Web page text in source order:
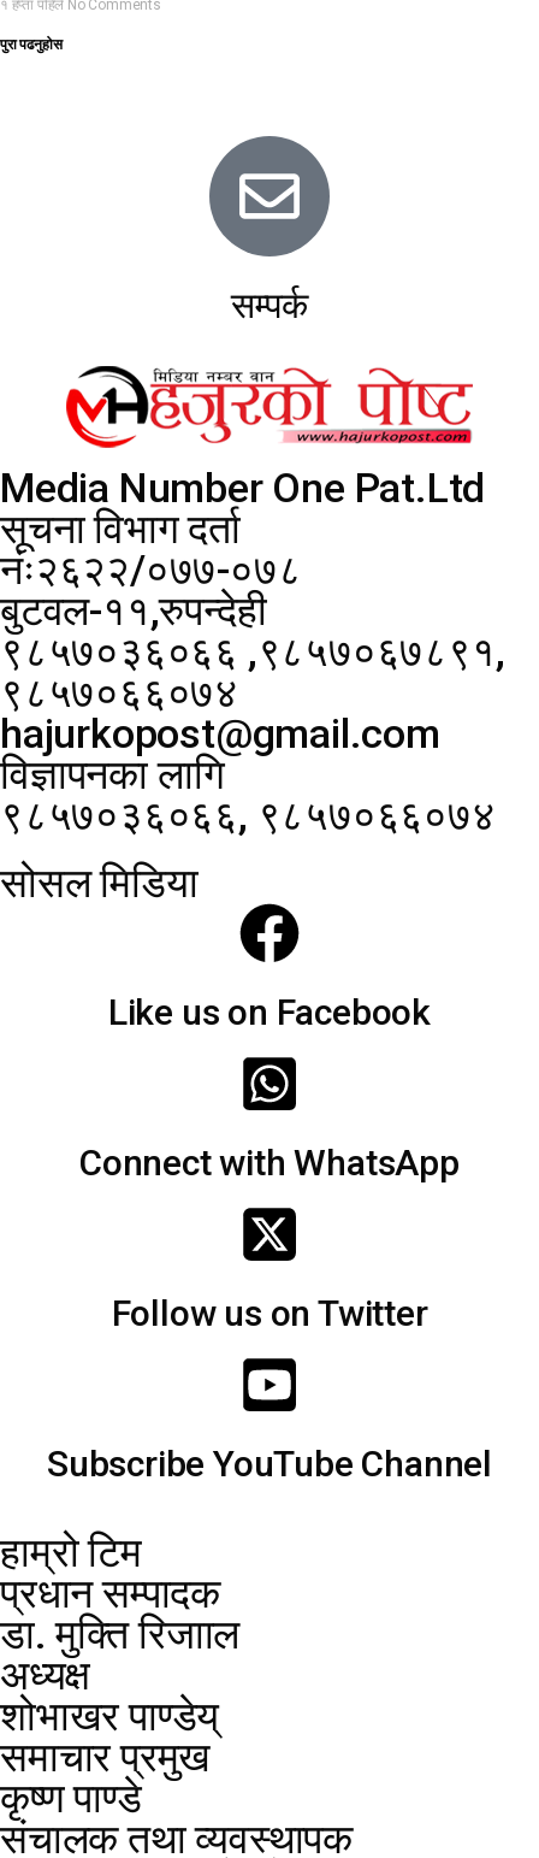
१ हप्ता पहिले No Comments
पुरा पढनुहोस
सम्पर्क
Media Number One Pat.Ltd
सूचना विभाग दर्ता
नंः२६२२/०७७-०७८
बुटवल-११,रुपन्देही
९८५७०३६०६६ ,९८५७०६७८९१,
९८५७०६६०७४
hajurkopost@gmail.com
विज्ञापनका लागि
९८५७०३६०६६, ९८५७०६६०७४
सोसल मिडिया
Like us on Facebook
Connect with WhatsApp
Follow us on Twitter
Subscribe YouTube Channel
हाम्रो टिम
प्रधान सम्पादक
डा. मुक्ति रिजााल
अध्यक्ष
शोभाखर पाण्डेय्
समाचार प्रमुख
कृष्ण पाण्डे
संचालक तथा व्यवस्थापक